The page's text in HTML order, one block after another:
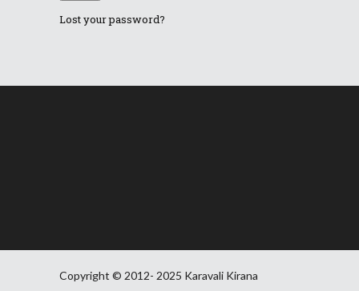
Lost your password?
Copyright © 2012- 2025 Karavali Kirana